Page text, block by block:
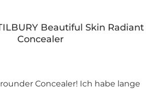
Beautiful Skin Radiant
Concealer
Concealer! Ich habe lange